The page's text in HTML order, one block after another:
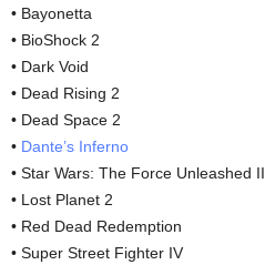
• Bayonetta
• BioShock 2
• Dark Void
• Dead Rising 2
• Dead Space 2
• Dante’s Inferno
• Star Wars: The Force Unleashed II
• Lost Planet 2
• Red Dead Redemption
• Super Street Fighter IV